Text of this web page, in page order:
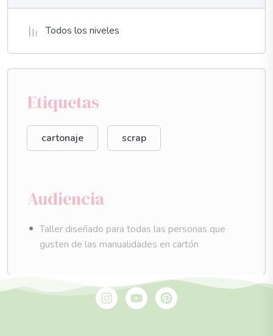
Todos los niveles
Etiquetas
cartonaje scrap
Audiencia
Taller diseñado para todas las personas que
gusten de las manualidades en cartón